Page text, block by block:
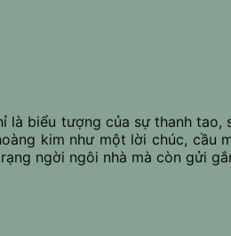
là biểu tượng của sự thanh tao,
kim như một lời chúc, cầu
ngời ngôi nhà mà còn gửi